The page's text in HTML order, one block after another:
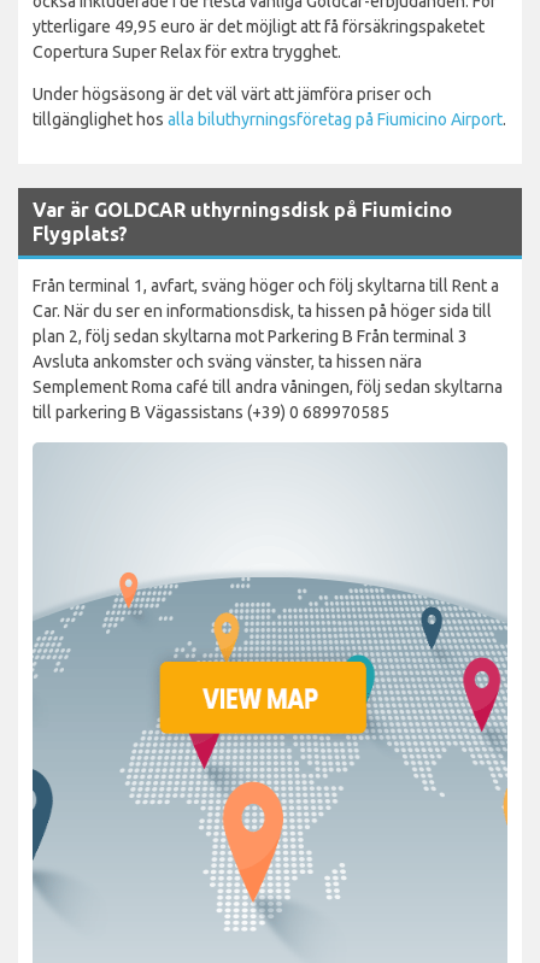
ytterligare 49,95 euro är det möjligt att få försäkringspaketet
Copertura Super Relax för extra trygghet.
Under högsäsong är det väl värt att jämföra priser och
tillgänglighet hos alla biluthyrningsföretag på Fiumicino Airport.
Var är GOLDCAR uthyrningsdisk på Fiumicino
Flygplats?
Från terminal 1, avfart, sväng höger och följ skyltarna till Rent a
Car. När du ser en informationsdisk, ta hissen på höger sida till
plan 2, följ sedan skyltarna mot Parkering B Från terminal 3
Avsluta ankomster och sväng vänster, ta hissen nära
Semplement Roma café till andra våningen, följ sedan skyltarna
till parkering B Vägassistans (+39) 0 689970585